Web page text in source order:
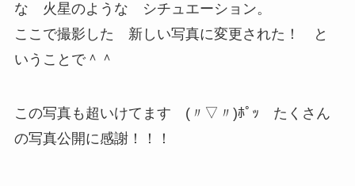
な 火星のような シチュエーション。
ここで撮影した 新しい写真に変更された！ と
いうことで＾＾
この写真も超いけてます (〃▽〃)ﾎﾟｯ たくさん
の写真公開に感謝！！！